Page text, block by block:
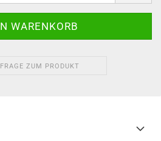
FRAGE ZUM PRODUKT